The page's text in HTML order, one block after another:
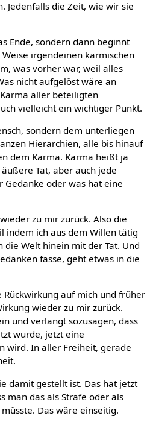
Jedenfalls die Zeit, wie wir sie
Ende, sondern dann beginnt
irgendeinen karmischen
was vorher war, weil alles
nicht aufgelöst wäre an
aller beteiligten
vielleicht ein wichtiger Punkt.
sondern dem unterliegen
Hierarchien, alle bis hinauf
dem Karma. Karma heißt ja
Tat, aber auch jede
Gedanke oder was hat eine
zu mir zurück. Also die
indem ich aus dem Willen tätig
die Welt hinein mit der Tat. Und
fasse, geht etwas in die
Rückwirkung auf mich und früher
wieder zu mir zurück.
und verlangt sozusagen, dass
wurde, jetzt eine
wird. In aller Freiheit, gerade
damit gestellt ist. Das hat jetzt
man das als Strafe oder als
Das wäre einseitig.